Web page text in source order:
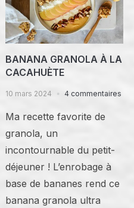
BANANA GRANOLA À LA
CACAHUÈTE
10 mars 2024 4 commentaires
Ma recette favorite de
granola, un
incontournable du petit-
déjeuner ! L’enrobage à
base de bananes rend ce
banana granola ultra